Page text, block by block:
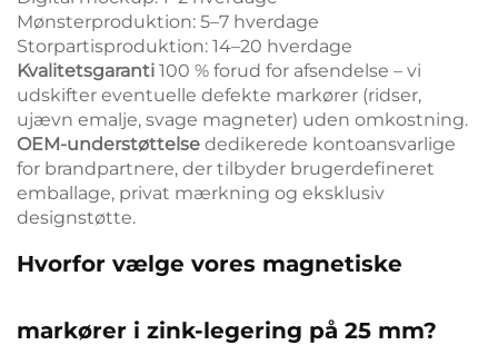
Mønsterproduktion: 5–7 hverdage
Storpartisproduktion: 14–20 hverdage
Kvalitetsgaranti 100 % forud for afsendelse – vi
udskifter eventuelle defekte markører (ridser,
ujævn emalje, svage magneter) uden omkostning.
OEM-understøttelse dedikerede kontoansvarlige
for brandpartnere, der tilbyder brugerdefineret
emballage, privat mærkning og eksklusiv
designstøtte.
Hvorfor vælge vores magnetiske
markører i zink-legering på 25 mm?